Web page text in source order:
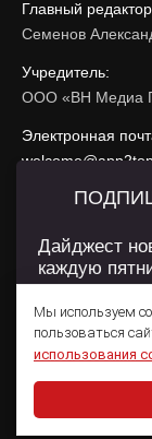
Главный
Семенов
Учредитель:
ООО «ВН Медиа
Электронная
При
Сайт использует
использования
© 2011 — 2026
Мы используем
пользоваться
использования
Дайджест
каждую
Даю